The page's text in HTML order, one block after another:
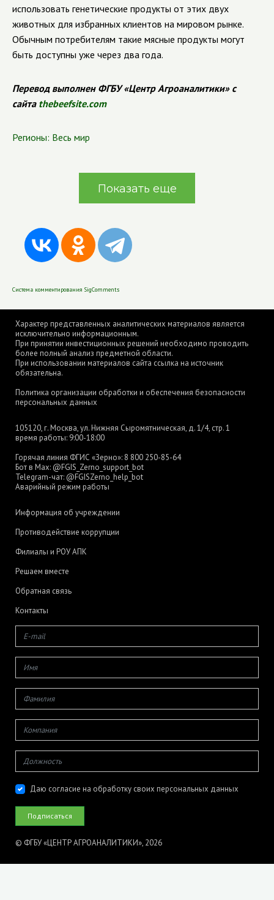
использовать генетические продукты от этих двух
животных для избранных клиентов на мировом рынке.
Обычным потребителям такие мясные продукты могут
быть доступны уже через два года.
Перевод выполнен ФГБУ «Центр Агроаналитики» с
сайта thebeefsite.com
Регионы: Весь мир
Показать еще
Система комментирования SigComments
Характер представленных аналитических материалов является
исключительно информационным.
При принятии инвестиционных решений необходимо проводить
более полный анализ предметной области.
При использовании материалов сайта ссылка на источник
обязательна.
Политика организации обработки и обеспечения безопасности
персональных данных
105120, г. Москва, ул. Нижняя Сыромятническая, д. 1/4, стр. 1
время работы: 9:00-18:00
Горячая линия ФГИС «Зерно»: 8 800 250-85-64
Бот в Max: @FGIS_Zerno_support_bot
Telegram-чат: @FGISZerno_help_bot
Аварийный режим работы
Информация об учреждении
Противодействие коррупции
Филиалы и РОУ АПК
Решаем вместе
Обратная связь
Контакты
Даю согласие на обработку своих персональных данных
© ФГБУ «ЦЕНТР АГРОАНАЛИТИКИ», 2026